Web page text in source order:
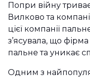
Попри війну
Вилково та
цієї компанії
з’ясувала, що
пальне та уникає
Одним з